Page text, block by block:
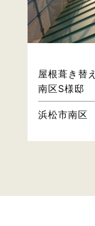
屋根葺き替
南区S様邸
浜松市南区